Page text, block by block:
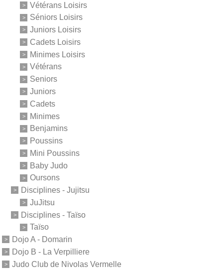
Vétérans Loisirs
Séniors Loisirs
Juniors Loisirs
Cadets Loisirs
Minimes Loisirs
Vétérans
Seniors
Juniors
Cadets
Minimes
Benjamins
Poussins
Mini Poussins
Baby Judo
Oursons
Disciplines - Jujitsu
JuJitsu
Disciplines - Taïso
Taïso
Dojo A - Domarin
Dojo B - La Verpilliere
Judo Club de Nivolas Vermelle